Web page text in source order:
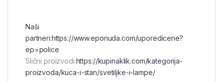
Naši
partneri:https://www.eponuda.com/uporedicene?
ep=police
Slični proizvodi:https://kupinaklik.com/kategorija-
proizvoda/kuca-i-stan/svetiljke-i-lampe/